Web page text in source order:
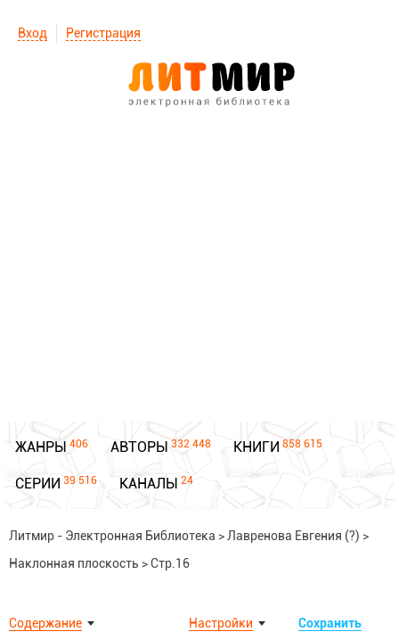
Вход Регистрация
ЖАНРЫ 406 АВТОРЫ 332 448 КНИГИ 858 615
СЕРИИ 39 516 КАНАЛЫ 24
Литмир - Электронная Библиотека > Лавренова Евгения (?) >
Наклонная плоскость >Стр.16
Содержание Сохранить
Настройки